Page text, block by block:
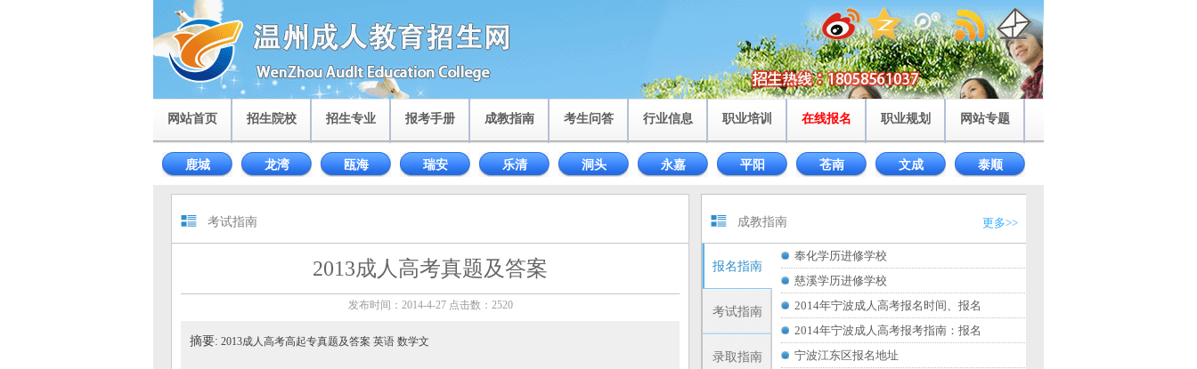
网站首页 招生院校 招生专业 报考手册 成教指南 考生问答 行业信息 职业培训 在线报名 职业规划 网站专题
鹿城 龙湾 瓯海 瑞安 乐清 洞头 永嘉 平阳 苍南 文成 泰顺
考试指南
2013成人高考真题及答案
发布时间：2014-4-27 点击数： 2520
摘要: 2013成人高考高起专真题及答案 英语 数学文
成教指南 更多>>
报名指南
考试指南
录取指南
奉化学历进修学校
慈溪学历进修学校
2014年宁波成人高考报名时间、报名
2014年宁波成人高考报考指南：报名
宁波江东区报名地址